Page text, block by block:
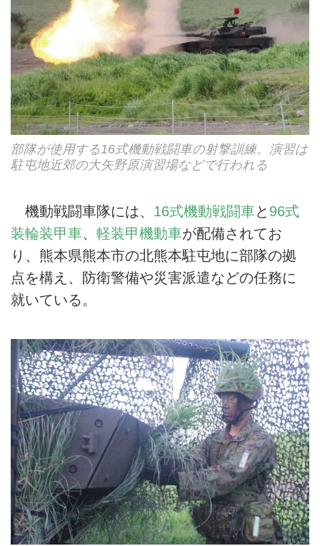
部隊が使用する16式機動戦闘車の射撃訓練。演習は
駐屯地近郊の大矢野原演習場などで行われる
機動戦闘車隊には、 16式機動戦闘車と 96式
装輪装甲車、 軽装甲機動車が配備されてお
り、熊本県熊本市の北熊本駐屯地に部隊の拠
点を構え、防衛警備や災害派遣などの任務に
就いている。